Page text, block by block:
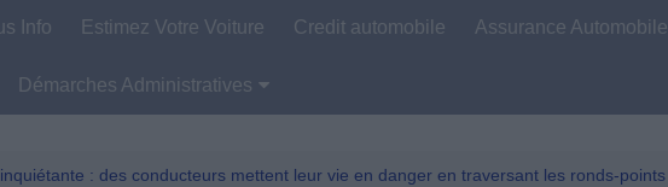
Info Estimez Votre Voiture Credit automobile Assurance Automobile
Démarches Administratives
Permis De Conduire
: des conducteurs mettent leur vie en danger en traversant les ronds-points